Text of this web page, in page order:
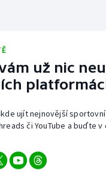
už nic
ujít nejnovější
či YouTube a buďte v